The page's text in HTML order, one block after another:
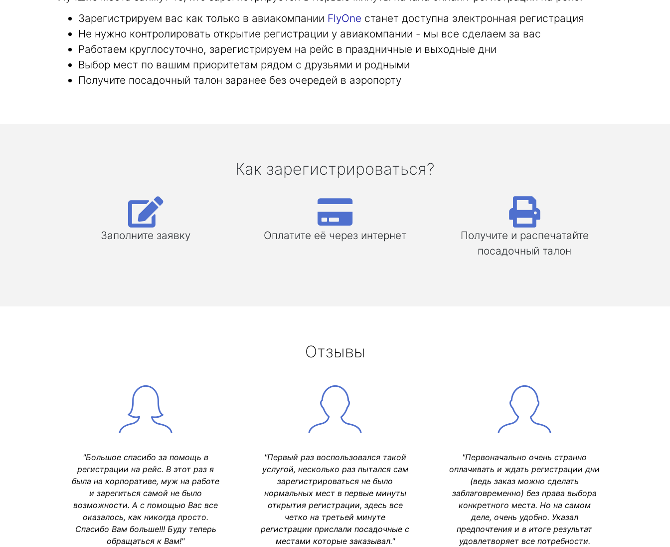
Зарегистрируем вас как только в авиакомпании FlyOne станет доступна электронная регистрация
Не нужно контролировать открытие регистрации у авиакомпании - мы все сделаем за вас
Работаем круглосуточно, зарегистрируем на рейс в праздничные и выходные дни
Выбор мест по вашим приоритетам рядом с друзьями и родными
Получите посадочный талон заранее без очередей в аэропорту
Как зарегистрироваться?
Заполните заявку Оплатите её через интернет
Получите и распечатайте
посадочный талон
Отзывы
"Большое спасибо за помощь в
регистрации на рейс. В этот раз я
была на корпоративе, муж на работе
и зарегиться самой не было
возможности. А с помощью Вас все
оказалось, как никогда просто.
Спасибо Вам больше!!! Буду теперь
обращаться к Вам!"
"Первый раз воспользовался такой
услугой, несколько раз пытался сам
зарегистрироваться не было
нормальных мест в первые минуты
открытия регистрации, здесь все
четко на третьей минуте
регистрации прислали посадочные с
местами которые заказывал."
"Первоначально очень странно
оплачивать и ждать регистрации дни
(ведь заказ можно сделать
заблаговременно) без права выбора
конкретного места. Но на самом
деле, очень удобно. Указал
предпочтения и в итоге результат
удовлетворяет все потребности.